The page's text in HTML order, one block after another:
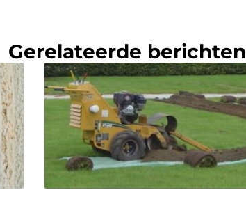
Gerelateerde berichten